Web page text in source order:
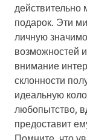
действительно
подарок. Эти
личную
возможностей
внимание
склонности
идеальную
любопытство,
предоставит
Помните, что